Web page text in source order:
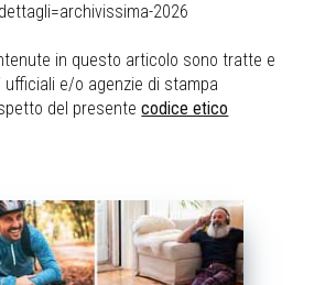
2026
in questo articolo sono tratte e
e/o agenzie di stampa
del presentecodice etico